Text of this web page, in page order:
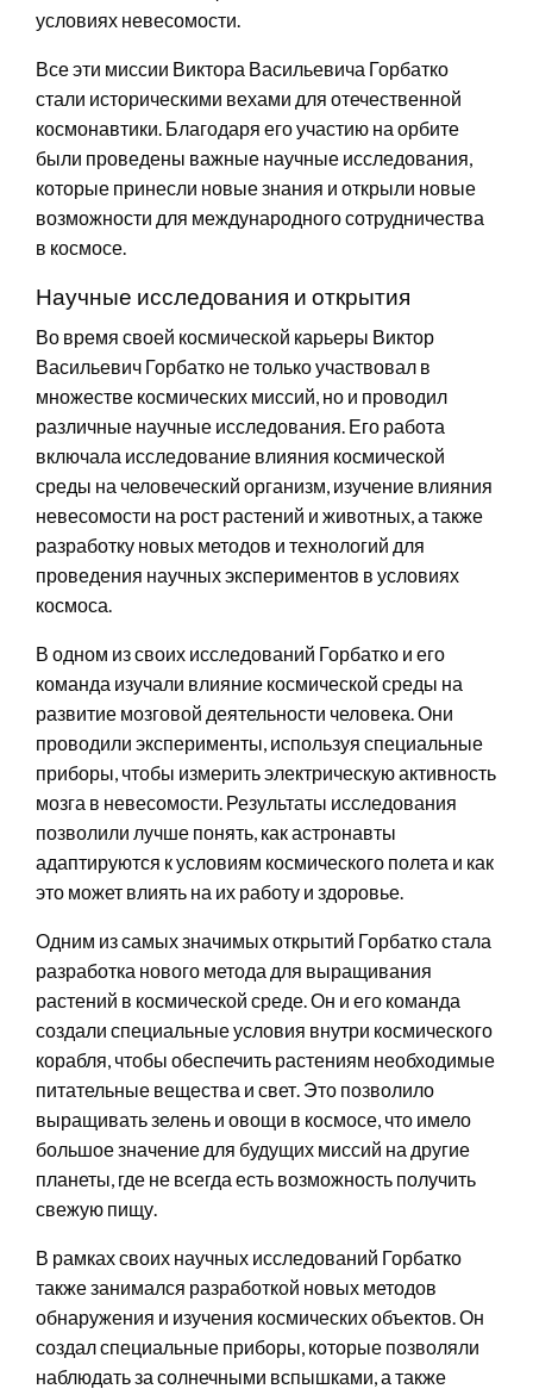
условиях невесомости.
Все эти миссии Виктора Васильевича Горбатко
стали историческими вехами для отечественной
космонавтики. Благодаря его участию на орбите
были проведены важные научные исследования,
которые принесли новые знания и открыли новые
возможности для международного сотрудничества
в космосе.
Научные исследования и открытия
Во время своей космической карьеры Виктор
Васильевич Горбатко не только участвовал в
множестве космических миссий, но и проводил
различные научные исследования. Его работа
включала исследование влияния космической
среды на человеческий организм, изучение влияния
невесомости на рост растений и животных, а также
разработку новых методов и технологий для
проведения научных экспериментов в условиях
космоса.
В одном из своих исследований Горбатко и его
команда изучали влияние космической среды на
развитие мозговой деятельности человека. Они
проводили эксперименты, используя специальные
приборы, чтобы измерить электрическую активность
мозга в невесомости. Результаты исследования
позволили лучше понять, как астронавты
адаптируются к условиям космического полета и как
это может влиять на их работу и здоровье.
Одним из самых значимых открытий Горбатко стала
разработка нового метода для выращивания
растений в космической среде. Он и его команда
создали специальные условия внутри космического
корабля, чтобы обеспечить растениям необходимые
питательные вещества и свет. Это позволило
выращивать зелень и овощи в космосе, что имело
большое значение для будущих миссий на другие
планеты, где не всегда есть возможность получить
свежую пищу.
В рамках своих научных исследований Горбатко
также занимался разработкой новых методов
обнаружения и изучения космических объектов. Он
создал специальные приборы, которые позволяли
наблюдать за солнечными вспышками, а также